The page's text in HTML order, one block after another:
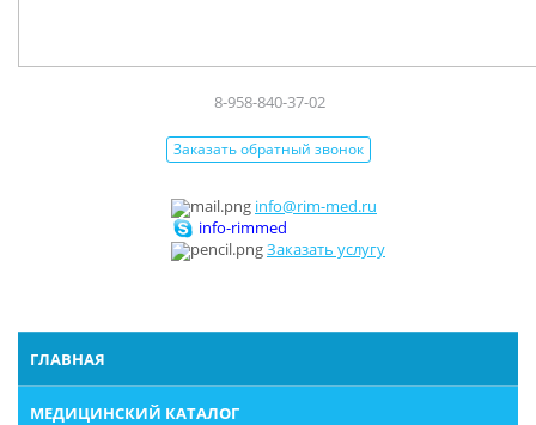
8-958-840-37-02
Заказать обратный звонок
info@rim-med.ru
info-rimmed
Заказать услугу
ГЛАВНАЯ
МЕДИЦИНСКИЙ КАТАЛОГ